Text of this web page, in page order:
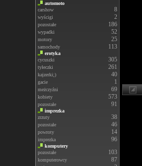
automoto
carshow
8
wyścigi 2
pozostałe 186
wypadki 52
motory 25
samochody 113
erotyka
cycuszki
305
tyłeczki 261
kajzerki;) 40
gacie 1
meżczyźni 69
kobiety 573
pozostałe 91
imprezka
zrzuty
38
pozostałe 46
powroty 14
imprezka 96
komputery
pozostałe
103
komputerowcy 87